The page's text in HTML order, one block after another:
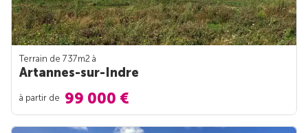
Terrain de 737m2 à
Artannes-sur-Indre
à partir de 99 000 €